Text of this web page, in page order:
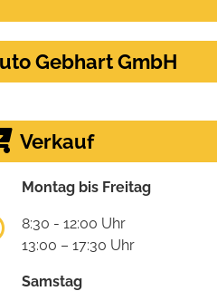
Gebhart GmbH
Verkauf
Montag bis Freitag
8:30 - 12:00 Uhr
13:00 – 17:30 Uhr
Samstag